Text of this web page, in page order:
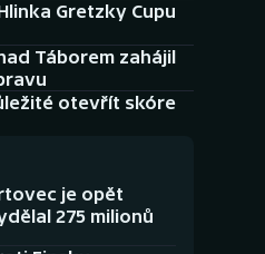
Gretzky Cupu
Táborem zahájil
otevřít skóre
je opět
275 milionů